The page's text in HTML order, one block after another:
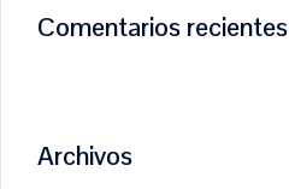
Comentarios recientes
Archivos